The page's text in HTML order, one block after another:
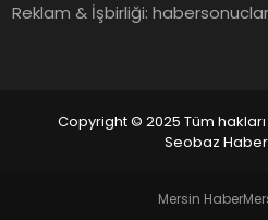
Reklam & İşbirliği:
Copyright © 2025 Tüm hakları
Seobaz Haber
Mersin Haber